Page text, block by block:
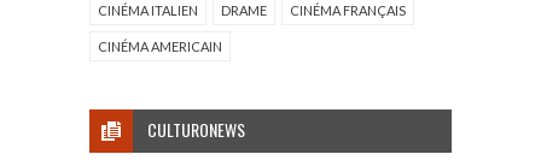
CINÉMA ITALIEN DRAME CINÉMA FRANÇAIS
CINÉMA AMERICAIN
CULTURONEWS